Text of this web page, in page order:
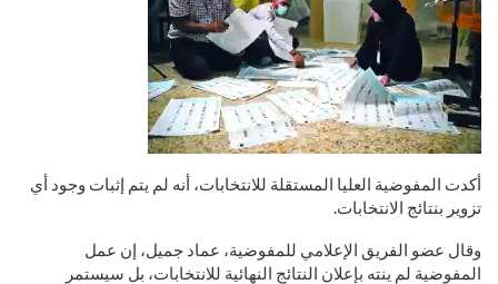
أكدت المفوضية العليا المستقلة للانتخابات، أنه لم يتم إثبات وجود أي
تزوير بنتائج الانتخابات.
وقال عضو الفريق الإعلامي للمفوضية، عماد جميل، إن عمل
المفوضية لم ينته بإعلان النتائج النهائية للانتخابات، بل سيستمر